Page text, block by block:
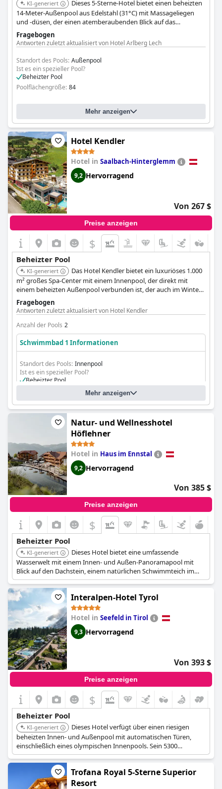
KI-generiert
Dieses 5-Sterne-Hotel bietet einen beheizten
14-Meter-Außenpool aus Edelstahl (31°C) mit Massageliegen
und -düsen, der einen atemberaubenden Blick auf das
Omeshorn bietet. Es verfügt auch über einen 11-Meter-Innen-
Sportpool mit Panorama-Glasfronten, gefertigt aus echtem
Valser Quarzit.
Fragebogen
Antworten zuletzt aktualisiert von Hotel Arlberg Lech
Standort des Pools: Außenpool
Ist es ein spezieller Pool?
Beheizter Pool
Poolflächengröße: 84
Mehr anzeigen
Hotel Kendler
Hotel in Saalbach-Hinterglemm
9,2 Hervorragend
Von 267 $
Preise anzeigen
$
Beheizter Pool
KI-generiert
Das Hotel Kendler bietet ein luxuriöses 1.000
m² großes Spa-Center mit einem Innenpool, der direkt mit
einem beheizten Außenpool verbunden ist, der auch im Winter
zugänglich und nutzbar ist. Gäste können auch einen
Panorama-Whirlpool im Freien genießen.
Fragebogen
Antworten zuletzt aktualisiert von Hotel Kendler
Anzahl der Pools 2
Schwimmbad 1 Informationen
Standort des Pools: Innenpool
Ist es ein spezieller Pool?
Beheizter Pool
Mehr anzeigen
Natur- und Wellnesshotel
Höflehner
Hotel in Haus im Ennstal
9,2 Hervorragend
Von 385 $
Preise anzeigen
$
Beheizter Pool
KI-generiert
Dieses Hotel bietet eine umfassende
Wasserwelt mit einem Innen- und Außen-Panoramapool mit
Blick auf den Dachstein, einem natürlichen Schwimmteich im
alpinen Stil und einem 25-Meter-Sportpool. Es verfügt
außerdem über einen natürlichen Badesee mit Sandstrand und
einen beheizten Entspannungspool.
Interalpen-Hotel Tyrol
Hotel in Seefeld in Tirol
9,3 Hervorragend
Von 393 $
Preise anzeigen
$
Beheizter Pool
KI-generiert
Dieses Hotel verfügt über einen riesigen
beheizten Innen- und Außenpool mit automatischen Türen,
einschließlich eines olympischen Innenpools. Sein 5300
Quadratmeter großer Spa-Bereich, einer der größten in den
Alpen, umfasst auch einen beheizten Außenpool mit
Panoramablick auf die Berge und einen speziellen Kinderpool.
Trofana Royal 5-Sterne Superior
Resort